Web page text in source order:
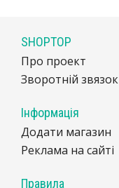
SHOPTOP
Про проект
Зворотній звязок
Інформація
Додати магазин
Реклама на сайті
Правила